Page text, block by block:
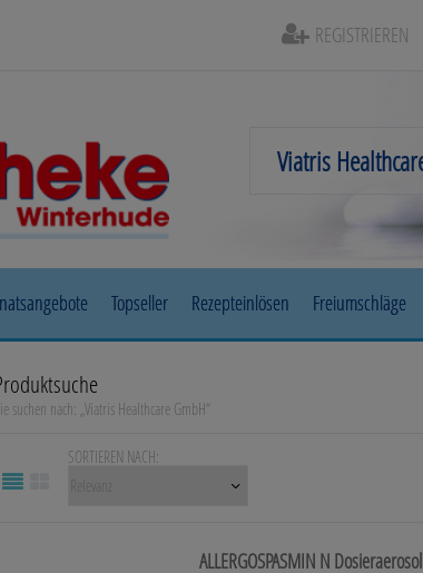
REGISTRIEREN
Diabetes
Herz, Kreislauf & Gefäße
Topseller Rezepteinlösen Freiumschläge
suchen nach: „Viatris Healthcare GmbH
SORTIEREN NACH:
ALLERGOSPASMIN N Dosieraerosol